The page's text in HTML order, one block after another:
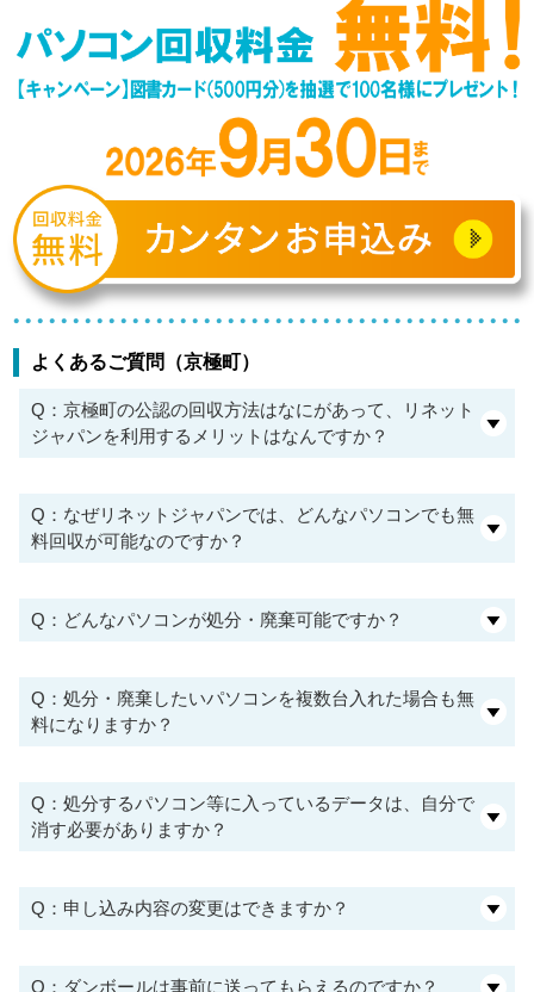
よくあるご質問（京極町）
Q：京極町の公認の回収方法はなにがあって、リネット
ジャパンを利用するメリットはなんですか？
Q：なぜリネットジャパンでは、どんなパソコンでも無
料回収が可能なのですか？
Q：どんなパソコンが処分・廃棄可能ですか？
Q：処分・廃棄したいパソコンを複数台入れた場合も無
料になりますか？
Q：処分するパソコン等に入っているデータは、自分で
消す必要がありますか？
Q：申し込み内容の変更はできますか？
Q：ダンボールは事前に送ってもらえるのですか？